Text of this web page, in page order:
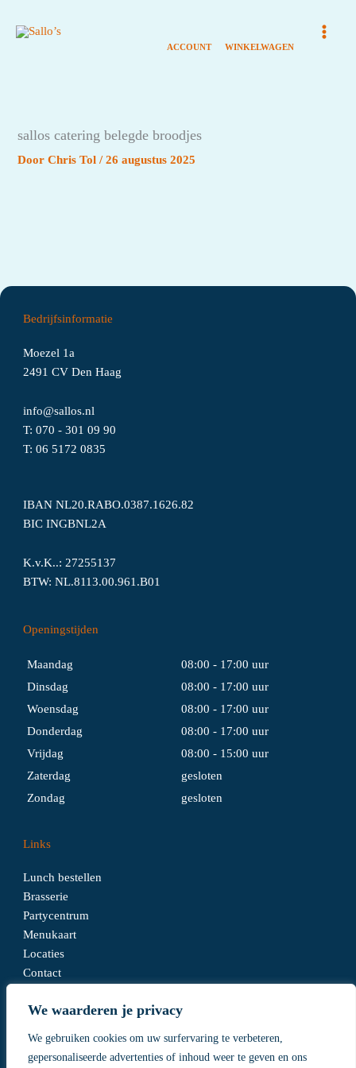
We waarderen je privacy
We gebruiken cookies om uw surfervaring te verbeteren,
gepersonaliseerde advertenties of inhoud weer te geven en ons
naar
sallos catering belegde broodjes
DoorChris Tol/26 augustus 2025
Bedrijfsinformatie
Moezel 1a
2491 CV Den Haag
info@sallos.nl
T:070 - 301 09 90
T:0651720835
IBAN NL20.RABO.0387.1626.82
BIC INGBNL2A
K.v.K..: 27255137
BTW: NL.8113.00.961.B01
Openingstijden
Maandag
08:00 - 17:00 uur
Dinsdag
08:00 - 17:00 uur
Woensdag
08:00 - 17:00 uur
Donderdag
08:00 - 17:00 uur
Vrijdag
08:00 - 15:00 uur
Zaterdag
gesloten
Zondag
gesloten
Links
Lunch bestellen
Brasserie
Partycentrum
Menukaart
Locaties
Contact
Algemene voorwaarden
Disclaimer